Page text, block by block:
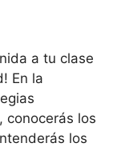
a tu clase
En la
conocerás los
los